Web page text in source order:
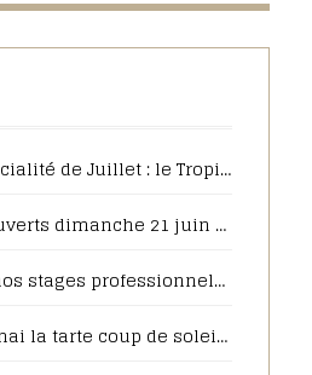
Découvrez la spécialité de Juillet : le Tropique
Nous sommes ouverts dimanche 21 juin de 7h30 à 13h00 pour la fête des pères
Découvrez tous nos stages professionnels pour 2025
la spécialité de mai la tarte coup de soleil sera toujours disponible en juin, pour votre plus grand plaisir